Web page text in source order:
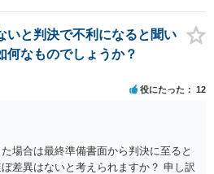
いと判決で不利になると聞い
何なものでしょうか？
役にたった 12
場合は最終準備書面から判決に至ると
差異はないと考えられますか？ 申し訳